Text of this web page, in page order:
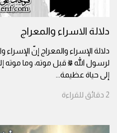
دلالة الاسراء والمعراج
دلالة الإسراء والمعراج إنّ
لرسول الله ﷺ قبل موته، وما موته
إلى حياة عظيمة...
2 دقائق للقراءة